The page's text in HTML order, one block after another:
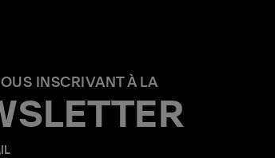
INSCRIVANT À LA